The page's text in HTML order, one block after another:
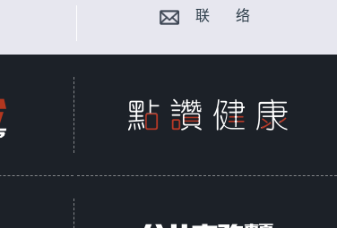
联 络